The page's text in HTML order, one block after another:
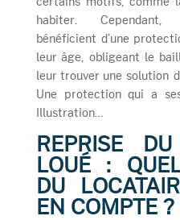
habiter.
bénéficient d’une
leur âge, obligeant le
leur trouver une solution
Une protection qui a
Illustration…
REPRISE
LOUÉ :
DU
EN COMPTE ?